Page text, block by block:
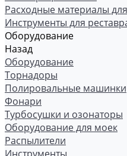
Расходные материалы
Инструменты для
Оборудование
Назад
Оборудование
Торнадоры
Полировальные машинки
Фонари
Турбосушки и озонаторы
Оборудование для моек
Распылители